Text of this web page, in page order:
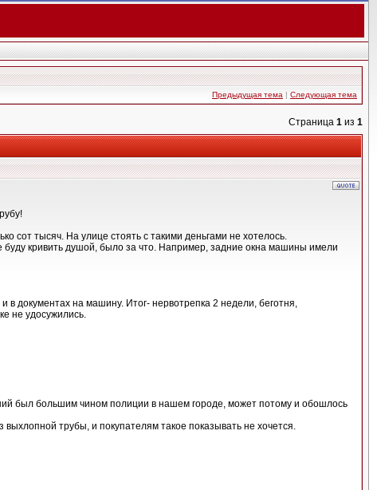
Предыдущая тема | Следующая тема
Страница 1 из 1
сот тысяч. На улице стоять с такими деньгами не хотелось.
кривить душой, было за что. Например, задние окна машины имели
документах на машину. Итог- нервотрепка 2 недели, беготня,
не удосужились.
был большим чином полиции в нашем городе, может потому и обошлось
трубы, и покупателям такое показывать не хочется.